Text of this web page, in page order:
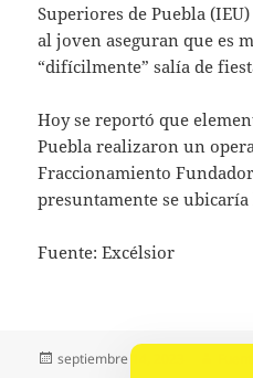
Superiores de Puebla
al joven aseguran que es
“difícilmente” salía de
Hoy se reportó que
Puebla realizaron un
Fraccionamiento
presuntamente se ubicaría
Fuente: Excélsior
Publicado
septiembre 14, 2023